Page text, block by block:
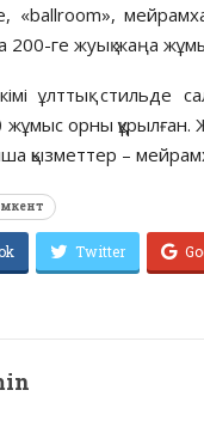
«ballroom»,
200-ге жуық жаңа
ұлттық
орны
қызметтер –
Twitter